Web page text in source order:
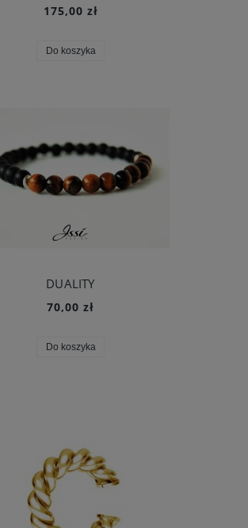
175,00 zł
Do koszyka
DUALITY
70,00 zł
Do koszyka